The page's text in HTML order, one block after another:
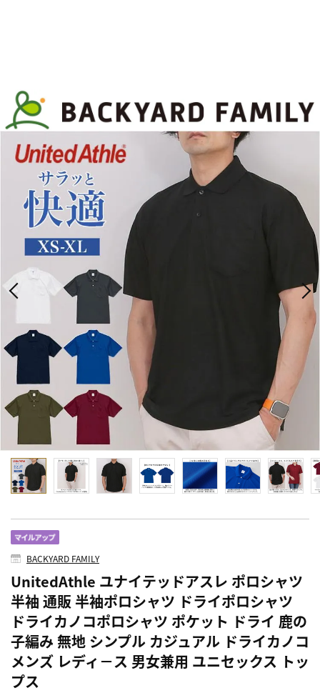
BACKYARD FAMILY
UnitedAthle ユナイテッドアスレ ポロシャツ
半袖 通販 半袖ポロシャツ ドライポロシャツ
ドライカノコポロシャツ ポケット ドライ 鹿の
子編み 無地 シンプル カジュアル ドライカノコ
メンズ レディ－ス 男女兼用 ユニセックス トッ
プス